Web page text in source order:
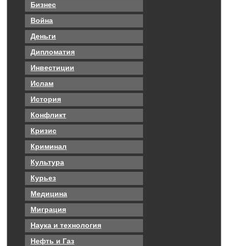
Бизнес
Война
Деньги
Дипломатия
Инвестиции
Ислам
История
Конфликт
Кризис
Криминал
Культура
Курьез
Медицина
Миграция
Наука и технология
Нефть и Газ